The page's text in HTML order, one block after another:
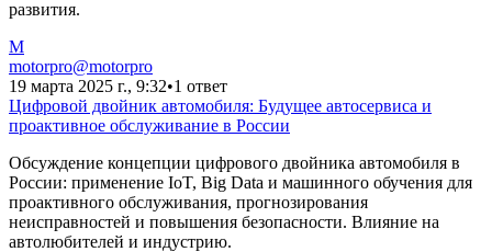
развития.
M
motorpro@motorpro
19 марта 2025 г., 9:32•1 ответ
Цифровой двойник автомобиля: Будущее автосервиса и
проактивное обслуживание в России
Обсуждение концепции цифрового двойника автомобиля в
России: применение IoT, Big Data и машинного обучения для
проактивного обслуживания, прогнозирования
неисправностей и повышения безопасности. Влияние на
автолюбителей и индустрию.